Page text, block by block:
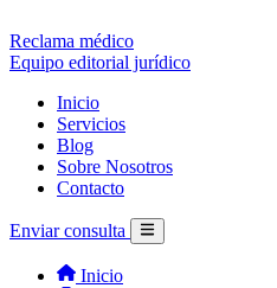
Reclama médico
Equipo editorial jurídico
Inicio
Servicios
Blog
Sobre Nosotros
Contacto
Enviar consulta
Inicio